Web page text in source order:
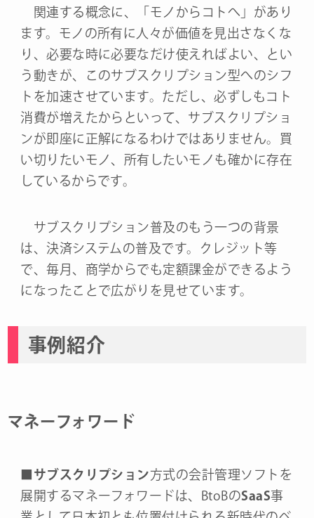
関連する概念に、「モノからコトへ」があり
ます。モノの所有に人々が価値を見出さなくな
り、必要な時に必要なだけ使えればよい、とい
う動きが、このサブスクリプション型へのシフ
トを加速させています。ただし、必ずしもコト
消費が増えたからといって、サブスクリプショ
ンが即座に正解になるわけではありません。買
い切りたいモノ、所有したいモノも確かに存在
しているからです。
サブスクリプション普及のもう一つの背景
は、決済システムの普及です。クレジット等
で、毎月、商学からでも定額課金ができるよう
になったことで広がりを見せています。
事例紹介
マネーフォワード
サブスクリプション方式の会計管理ソフトを
展開するマネーフォワードは、BtoBのSaaS事